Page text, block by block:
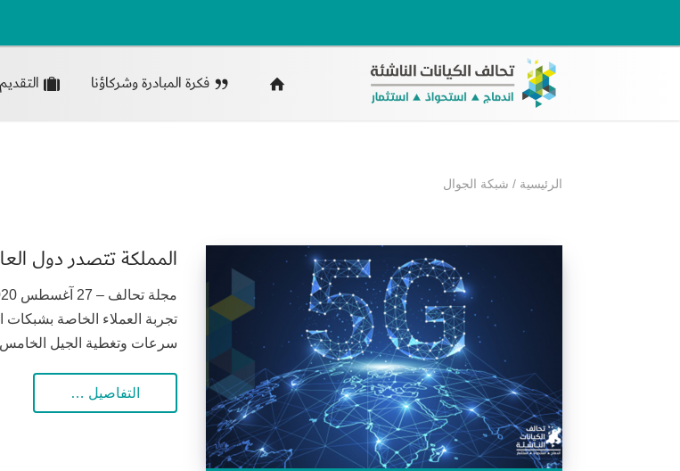
فكرة المبادرة وشركاؤنا
الرئيسية / شبكة الجوال
المملكة تتصدر دول
تجربة العملاء الخاصة بشبكات
سرعات وتغطية الجيل
التفاصيل …